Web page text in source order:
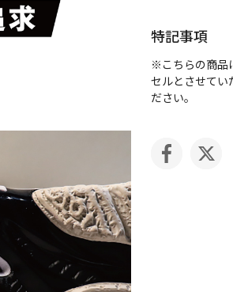
特記事項
※こちらの商品
セルとさせてい
ださい。